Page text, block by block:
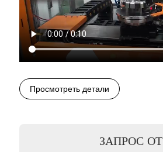
Просмотреть детали
ЗАПРОС ОТ